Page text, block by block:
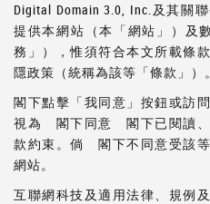
Digital Domain 3.0, Inc.及其關
提供本網站（本「網站」）及
務」），惟須符合本文所載條
隱政策（統稱為該等「條款」）。
閣下點擊「我同意」按鈕或訪
視為 閣下同意 閣下已閱讀、
款約束。倘 閣下不同意受該
網站。
互聯網科技及適用法律、規例